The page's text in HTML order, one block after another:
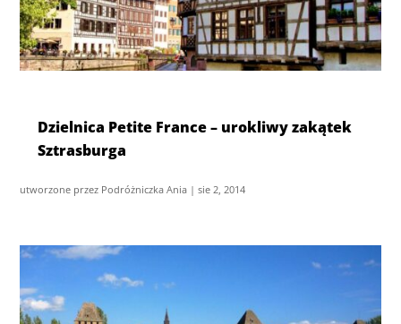
Dzielnica Petite France – urokliwy zakątek
Sztrasburga
utworzone przez Podróżniczka Ania |sie 2, 2014